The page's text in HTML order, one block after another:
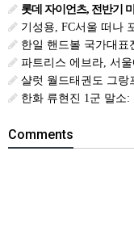
롯데 자이언츠, 전반기
기성용, FC서울 떠나
한일 핸드볼 국가대표
파트리스 에브라, 서
샬럿 월드태권도 그랑
한화 류현진 1군 말소:
Comments